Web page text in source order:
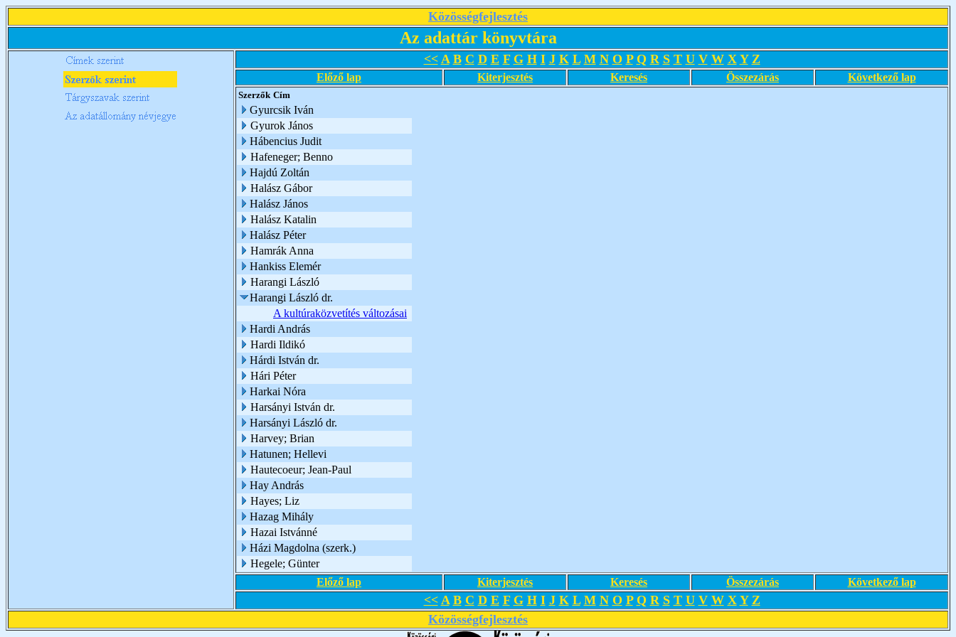
Közösségfejlesztés
Az adattár könyvtára
<< A B C D E F G H I J K L M N O P Q R S T U V W X Y Z
Előző lap Kiterjesztés Keresés Összezárás Következő lap
Szerzők Cím
Gyurcsik Iván
Gyurok János
Hábencius Judit
Hafeneger; Benno
Hajdú Zoltán
Halász Gábor
Halász János
Halász Katalin
Halász Péter
Hamrák Anna
Hankiss Elemér
Harangi László
Harangi László dr.
A kultúraközvetítés változásai
Hardi András
Hardi Ildikó
Hárdi István dr.
Hári Péter
Harkai Nóra
Harsányi István dr.
Harsányi László dr.
Harvey; Brian
Hatunen; Hellevi
Hautecoeur; Jean-Paul
Hay András
Hayes; Liz
Hazag Mihály
Hazai Istvánné
Házi Magdolna (szerk.)
Hegele; Günter
Előző lap
Kiterjesztés Keresés Összezárás Következő lap
<< A B C D E F G H I J K L M N O P Q R S T U V W X Y Z
Közösségfejlesztés